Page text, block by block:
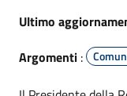
Ultimo
Argomenti :